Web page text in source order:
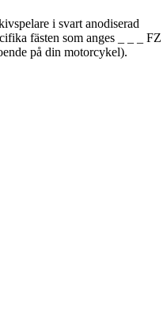
i svart anodiserad
fästen som anges _ _ _ FZ
på din motorcykel).